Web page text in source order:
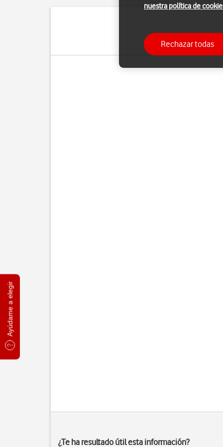
Ayúdame a elegir
Puedes utilizar la
¿Te ha resultado útil esta información?
nuestra política de
Rechazar todas